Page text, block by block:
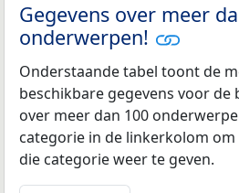
Gegevens over meer
onderwerpen!
Onderstaande tabel toont de
beschikbare gegevens voor de
over meer dan 100
categorie in de linkerkolom
die categorie weer te geven.